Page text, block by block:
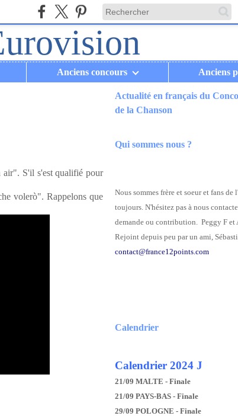
Anciens concours Anciens
air". S'il s'est qualifié pour
volerò". Rappelons que
Actualité en français du
de la Chanson
Qui sommes nous ?
Nous sommes frère et soeur et fans
toujours. N'hésitez pas à nous
demande ou contribution. Peggy F et
Rejoint depuis peu par un ami,
contact@france12points.com
Calendrier
Calendrier 2024 J
21/09 MALTE - Finale
21/09 PAYS-BAS - Finale
29/09 POLOGNE - Finale